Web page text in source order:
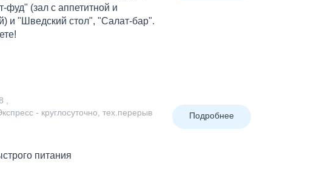
фуд" (зал с аппетитной и
и "Шведский стол", "Салат-бар".
- круглосуточно, тех.перерыв
питания
Подробнее